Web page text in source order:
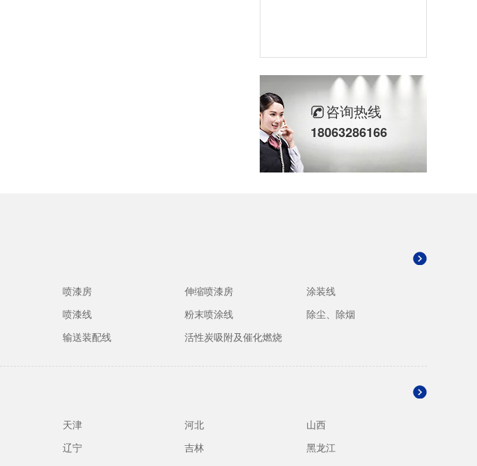
咨询热线
18063286166
喷漆房 伸缩喷漆房
涂装线
喷漆线 粉末喷涂线
除尘、除烟
输送装配线 活性炭吸附及催化燃烧
天津 河北
山西
辽宁 吉林
黑龙江